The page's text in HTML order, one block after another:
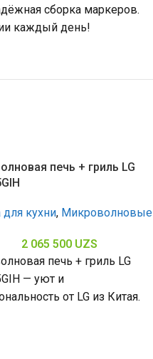
сборка маркеров.
каждый день!
печь + гриль LG
для кухни, Микроволновые
2 065 500 UZS
печь + гриль LG
— уют и
от LG из Китая.